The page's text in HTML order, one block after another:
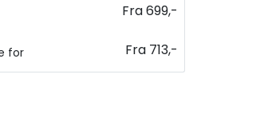
Fra 699,-
for
Fra 713,-